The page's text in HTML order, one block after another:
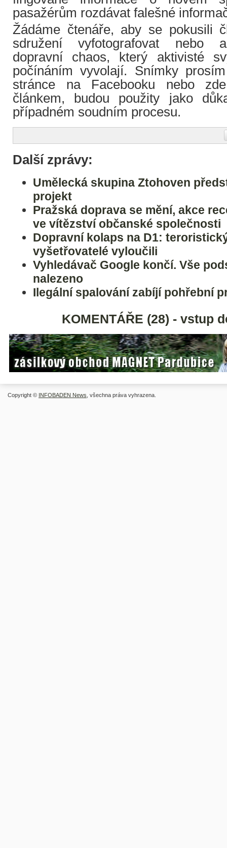
pasažérům rozdávat falešné
Žádáme čtenáře, aby se pokusili
sdružení vyfotografovat nebo
dopravní chaos, který aktivisté
počínáním vyvolají. Snímky
stránce na Facebooku nebo
článkem, budou použity jako
případném soudním procesu.
Další zprávy:
Umělecká skupina Ztohoven
projekt
Pražská doprava se mění, akce
ve vítězství občanské společnosti
Dopravní kolaps na D1:
vyšetřovatelé vyloučili
Vyhledávač Google končí. Vše
nalezeno
Ilegální spalování zabíjí pohřební
KOMENTÁŘE (28) - vstup
Copyright © INFOBADEN News , všechna práva vyhrazena.